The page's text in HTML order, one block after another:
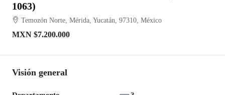
1063)
Temozón Norte, Mérida, Yucatán, 97310, México
MXN $7.200.000
Visión general